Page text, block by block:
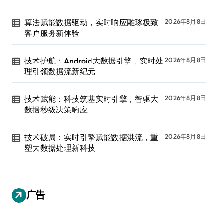
算法赋能数据驱动，实时响应雕琢极致
客户服务新体验
2026年8月8日
技术护航：Android大数据引擎，实时处
理引领数据流新纪元
2026年8月8日
技术赋能：科技筑基实时引擎，智驱大
数据秒级决策响应
2026年8月8日
技术破局：实时引擎赋能数据洪流，重
塑大数据处理新科技
2026年8月8日
广告